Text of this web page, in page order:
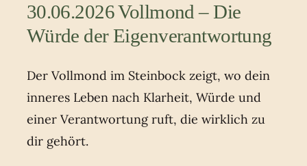
30.06.2026 Vollmond – Die
Würde der Eigenverantwortung
Der Vollmond im Steinbock zeigt, wo dein
inneres Leben nach Klarheit, Würde und
einer Verantwortung ruft, die wirklich zu
dir gehört.